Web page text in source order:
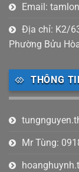
Email:
Địa chỉ: K2/
Phường Bửu
THÔNG
Mr Tùng: